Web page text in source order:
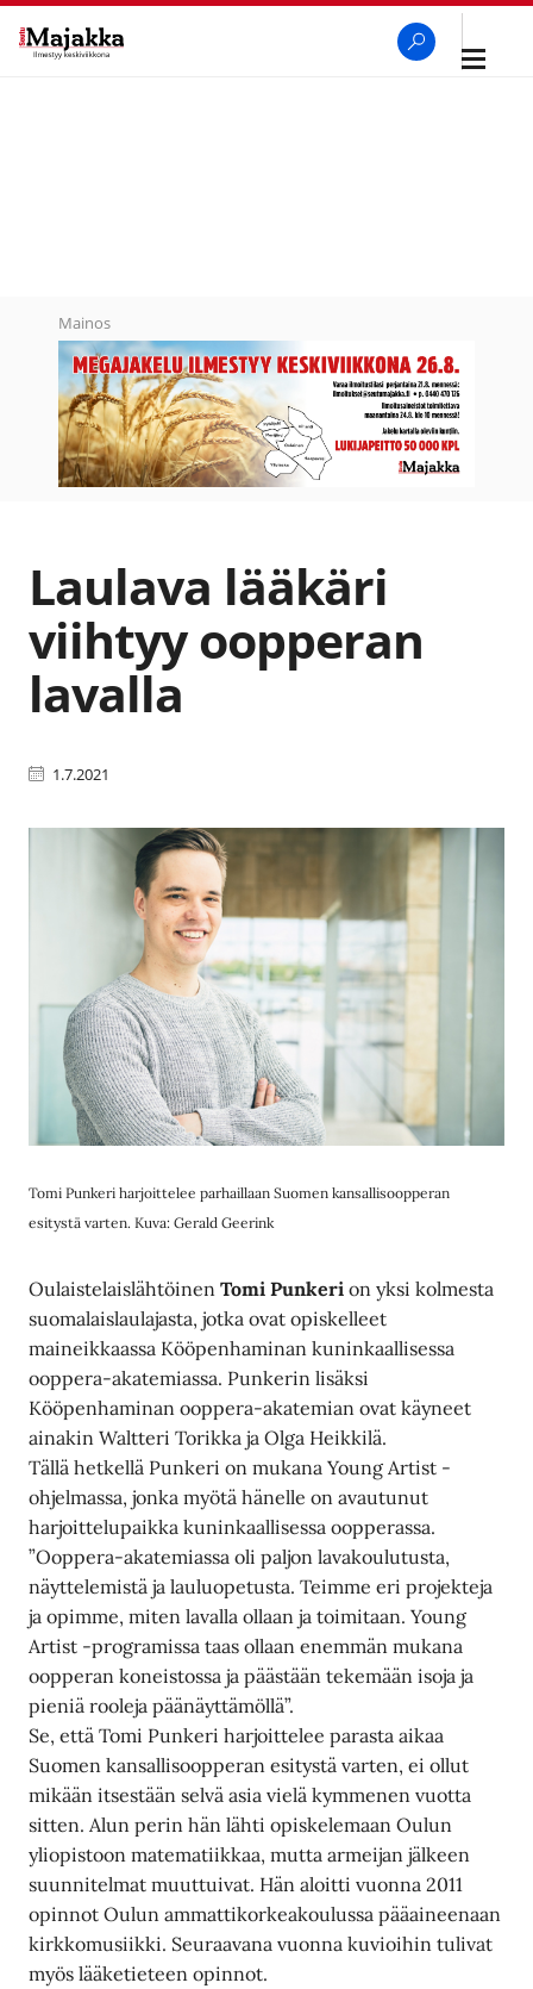
Avaa
Mainos
Laulava lääkäri
viihtyy oopperan
lavalla
1.7.2021
Tomi Punkeri harjoittelee parhaillaan Suomen kansallisoopperan
esitystä varten. Kuva: Gerald Geerink
Oulaistelaislähtöinen Tomi Punkeri on yksi kolmesta
suomalaislaulajasta, jotka ovat opiskelleet
maineikkaassa Kööpenhaminan kuninkaallisessa
ooppera-akatemiassa. Punkerin lisäksi
Kööpenhaminan ooppera-akatemian ovat käyneet
ainakin Waltteri Torikka ja Olga Heikkilä.
Tällä hetkellä Punkeri on mukana Young Artist -
ohjelmassa, jonka myötä hänelle on avautunut
harjoittelupaikka kuninkaallisessa oopperassa.
”Ooppera-akatemiassa oli paljon lavakoulutusta,
näyttelemistä ja lauluopetusta. Teimme eri projekteja
ja opimme, miten lavalla ollaan ja toimitaan. Young
Artist -programissa taas ollaan enemmän mukana
oopperan koneistossa ja päästään tekemään isoja ja
pieniä rooleja päänäyttämöllä”.
Se, että Tomi Punkeri harjoittelee parasta aikaa
Suomen kansallisoopperan esitystä varten, ei ollut
mikään itsestään selvä asia vielä kymmenen vuotta
sitten. Alun perin hän lähti opiskelemaan Oulun
yliopistoon matematiikkaa, mutta armeijan jälkeen
suunnitelmat muuttuivat. Hän aloitti vuonna 2011
opinnot Oulun ammattikorkeakoulussa pääaineenaan
kirkkomusiikki. Seuraavana vuonna kuvioihin tulivat
myös lääketieteen opinnot.